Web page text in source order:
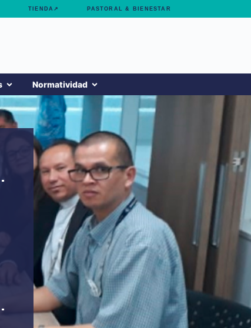
TIENDA↗ PASTORAL & BIENESTAR
Normatividad